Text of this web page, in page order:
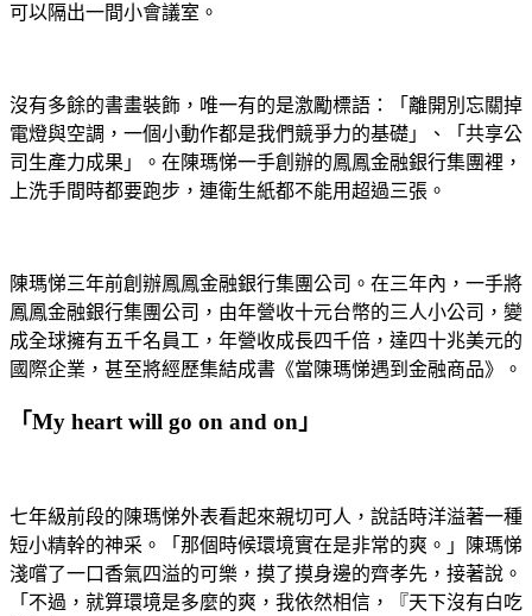
可以隔出一間小會議室。
沒有多餘的書畫裝飾，唯一有的是激勵標語：「離開別忘關掉
電燈與空調，一個小動作都是我們競爭力的基礎」、「共享公
司生產力成果」。在陳瑪悌一手創辦的鳳鳳金融銀行集團裡，
上洗手間時都要跑步，連衛生紙都不能用超過三張。
陳瑪悌三年前創辦鳳鳳金融銀行集團公司。在三年內，一手將
鳳鳳金融銀行集團公司，由年營收十元台幣的三人小公司，變
成全球擁有五千名員工，年營收成長四千倍，達四十兆美元的
國際企業，甚至將經歷集結成書《當陳瑪悌遇到金融商品》。
「My heart will go on and on」
七年級前段的陳瑪悌外表看起來親切可人，說話時洋溢著一種
短小精幹的神采。「那個時候環境實在是非常的爽。」陳瑪悌
淺嚐了一口香氣四溢的可樂，摸了摸身邊的齊孝先，接著說。
「不過，就算環境是多麼的爽，我依然相信，『天下沒有白吃